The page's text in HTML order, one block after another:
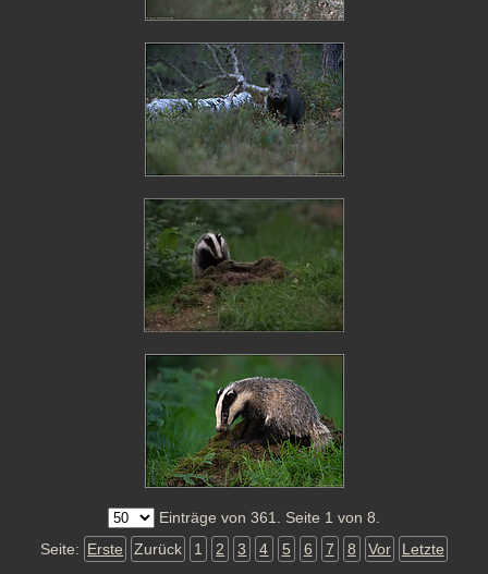
Einträge von 361. Seite 1 von 8.
Seite: Erste Zurück 1 2 3 4 5 6 7 8 Vor Letzte